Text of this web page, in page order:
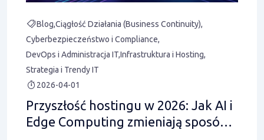
Blog Ciągłość Działania (Business Continuity)
Cyberbezpieczeństwo i Compliance
DevOps i Administracja ITInfrastruktura i Hosting
Strategia i Trendy IT
2026-04-01
Przyszłość hostingu w 2026: Jak AI i
Edge Computing zmieniają sposób,